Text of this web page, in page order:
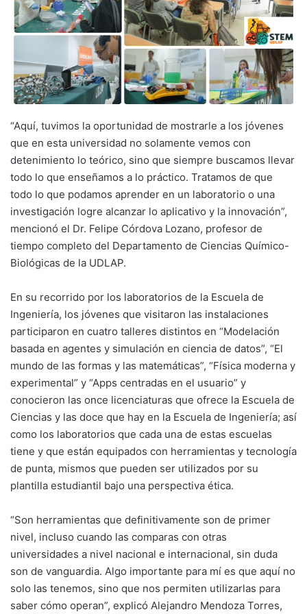
“Aquí, tuvimos la oportunidad de mostrarle a los jóvenes
que en esta universidad no solamente vemos con
detenimiento lo teórico, sino que siempre buscamos llevar
todo lo que enseñamos a lo práctico. Tratamos de que
todo lo que podamos aprender en un laboratorio o una
investigación logre alcanzar lo aplicativo y la innovación”,
mencionó el Dr. Felipe Córdova Lozano, profesor de
tiempo completo del Departamento de Ciencias Químico-
Biológicas de la UDLAP.
En su recorrido por los laboratorios de la Escuela de
Ingeniería, los jóvenes que visitaron las instalaciones
participaron en cuatro talleres distintos en “Modelación
basada en agentes y simulación en ciencia de datos”, “El
mundo de las formas y las matemáticas”, “Física moderna y
experimental” y “Apps centradas en el usuario” y
conocieron las once licenciaturas que ofrece la Escuela de
Ciencias y las doce que hay en la Escuela de Ingeniería; así
como los laboratorios que cada una de estas escuelas
tiene y que están equipados con herramientas y tecnología
de punta, mismos que pueden ser utilizados por su
plantilla estudiantil bajo una perspectiva ética.
“Son herramientas que definitivamente son de primer
nivel, incluso cuando las comparas con otras
universidades a nivel nacional e internacional, sin duda
son de vanguardia. Algo importante para mí es que aquí no
solo las tenemos, sino que nos permiten utilizarlas para
saber cómo operan”, explicó Alejandro Mendoza Torres,